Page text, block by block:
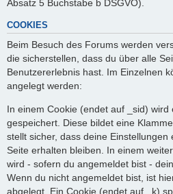
Absatz 5 Buchstabe b DSGVO).
COOKIES
Beim Besuch des Forums werden
die sicherstellen, dass du über alle
Benutzererlebnis hast. Im Einzelnen
angelegt werden:
In einem Cookie (endet auf _sid)
gespeichert. Diese bildet eine
stellt sicher, dass deine Einstellungen
Seite erhalten bleiben. In einem
wird - sofern du angemeldet bist -
Wenn du nicht angemeldet bist, ist
abgelegt. Ein Cookie (endet auf _k)